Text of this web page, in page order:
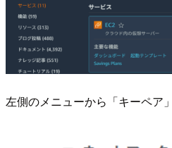
左側のメニューから「キーペア